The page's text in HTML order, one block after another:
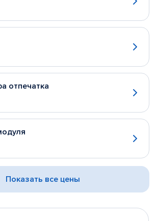
отпечатка
Показать все цены